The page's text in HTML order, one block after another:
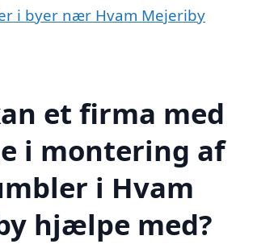
i byer nær Hvam Mejeriby
et firma med
i montering af
i Hvam
hjælpe med?